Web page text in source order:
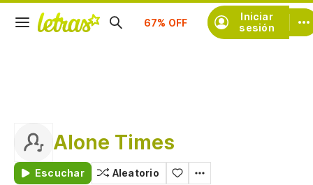
Iniciar
sesión
Suscríbete
Alone Times
Escuchar Aleatorio